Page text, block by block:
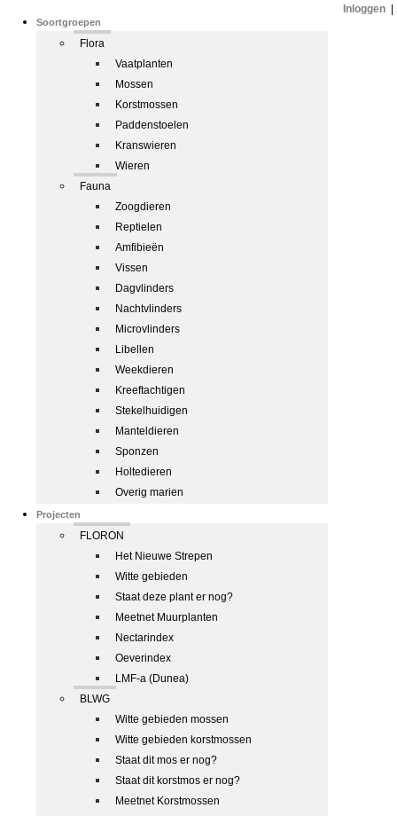
Soortgroepen
Flora
Vaatplanten
Mossen
Korstmossen
Paddenstoelen
Kranswieren
Wieren
Fauna
Zoogdieren
Reptielen
Amfibieën
Vissen
Dagvlinders
Nachtvlinders
Microvlinders
Libellen
Weekdieren
Kreeftachtigen
Stekelhuidigen
Manteldieren
Sponzen
Holtedieren
Overig marien
Projecten
FLORON
Het Nieuwe Strepen
Witte gebieden
Staat deze plant er nog?
Meetnet Muurplanten
Nectarindex
Oeverindex
LMF-a (Dunea)
BLWG
Witte gebieden mossen
Witte gebieden korstmossen
Staat dit mos er nog?
Staat dit korstmos er nog?
Meetnet Korstmossen
Inloggen